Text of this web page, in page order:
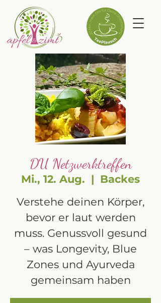
DU Netzwerktreffen
Mi., 12. Aug.
  |
Backes
Verstehe deinen Körper,
bevor er laut werden
muss. Genussvoll gesund
– was Longevity, Blue
Zones und Ayurveda
gemeinsam haben